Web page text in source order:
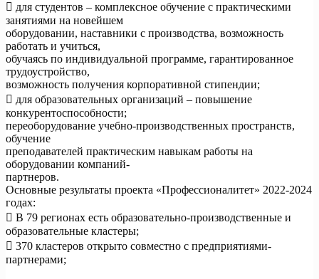
 для студентов – комплексное обучение с практическими
занятиями на новейшем
оборудовании, наставники с производства, возможность
работать и учиться,
обучаясь по индивидуальной программе, гарантированное
трудоустройство,
возможность получения корпоративной стипендии;
 для образовательных организаций – повышение
конкурентоспособности;
переоборудование учебно-производственных пространств,
обучение
преподавателей практическим навыкам работы на
оборудовании компаний-
партнеров.
Основные результаты проекта «Профессионалитет» 2022-2024
годах:
 В 79 регионах есть образовательно-производственные и
образовательные кластеры;
 370 кластеров открыто совместно с предприятиями-
партнерами;